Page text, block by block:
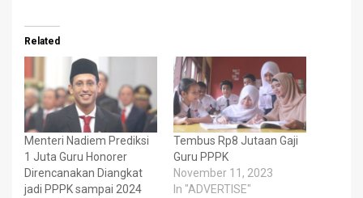
Related
Menteri Nadiem Prediksi
1 Juta Guru Honorer
Direncanakan Diangkat
jadi PPPK sampai 2024
Tembus Rp8 Jutaan Gaji
Guru PPPK
November 11, 2023
In "ADVERTISE"